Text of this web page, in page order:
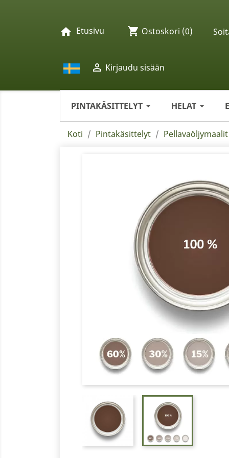
home Etusivu
 Kirjaudu sisään
shopping_cart Ostoskori (0)
PINTAKÄSITTELYT HELAT
Koti Pintakäsittelyt Pellavaöljymaalit